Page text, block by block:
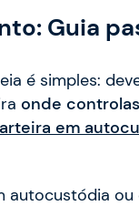
Guia
é simples:
onde
em
autocustódia ou